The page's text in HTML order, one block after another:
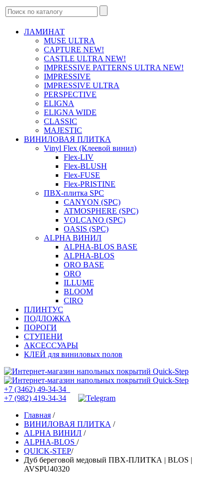
ЛАМИНАТ
MUSE ULTRA
CAPTURE NEW!
CASTLE ULTRA NEW!
IMPRESSIVE PATTERNS ULTRA NEW!
IMPRESSIVE
IMPRESSIVE ULTRA
PERSPECTIVE
ELIGNA
ELIGNA WIDE
CLASSIC
MAJESTIC
ВИНИЛОВАЯ ПЛИТКА
Vinyl Flex (Клеевой винил)
Flex-LIV
Flex-BLUSH
Flex-FUSE
Flex-PRISTINE
ПВХ-плитка SPC
CANYON (SPC)
ATMOSPHERE (SPC)
VOLCANO (SPC)
OASIS (SPC)
ALPHA ВИНИЛ
ALPHA-BLOS BASE
ALPHA-BLOS
ORO BASE
ORO
ILLUME
BLOOM
CIRO
ПЛИНТУС
ПОДЛОЖКА
ПОРОГИ
СТУПЕНИ
АКСЕССУАРЫ
КЛЕЙ для виниловых полов
+7 (3462) 49-34-34
+7 (982) 419-34-34
Главная /
ВИНИЛОВАЯ ПЛИТКА /
ALPHA ВИНИЛ /
ALPHA-BLOS /
QUICK-STEP/
Дуб береговой медовый ПВХ-ПЛИТКА | BLOS |
AVSPU40320